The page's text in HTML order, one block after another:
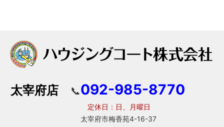
太宰府店 📞092-985-8770
定休日：日、月曜日
太宰府市梅香苑4-16-37